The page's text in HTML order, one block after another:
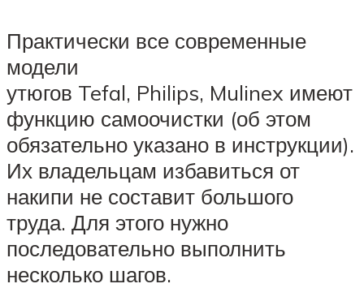
Практически все современные
модели
утюгов Tefal, Philips, Mulinex имеют
функцию самоочистки (об этом
обязательно указано в инструкции).
Их владельцам избавиться от
накипи не составит большого
труда. Для этого нужно
последовательно выполнить
несколько шагов.